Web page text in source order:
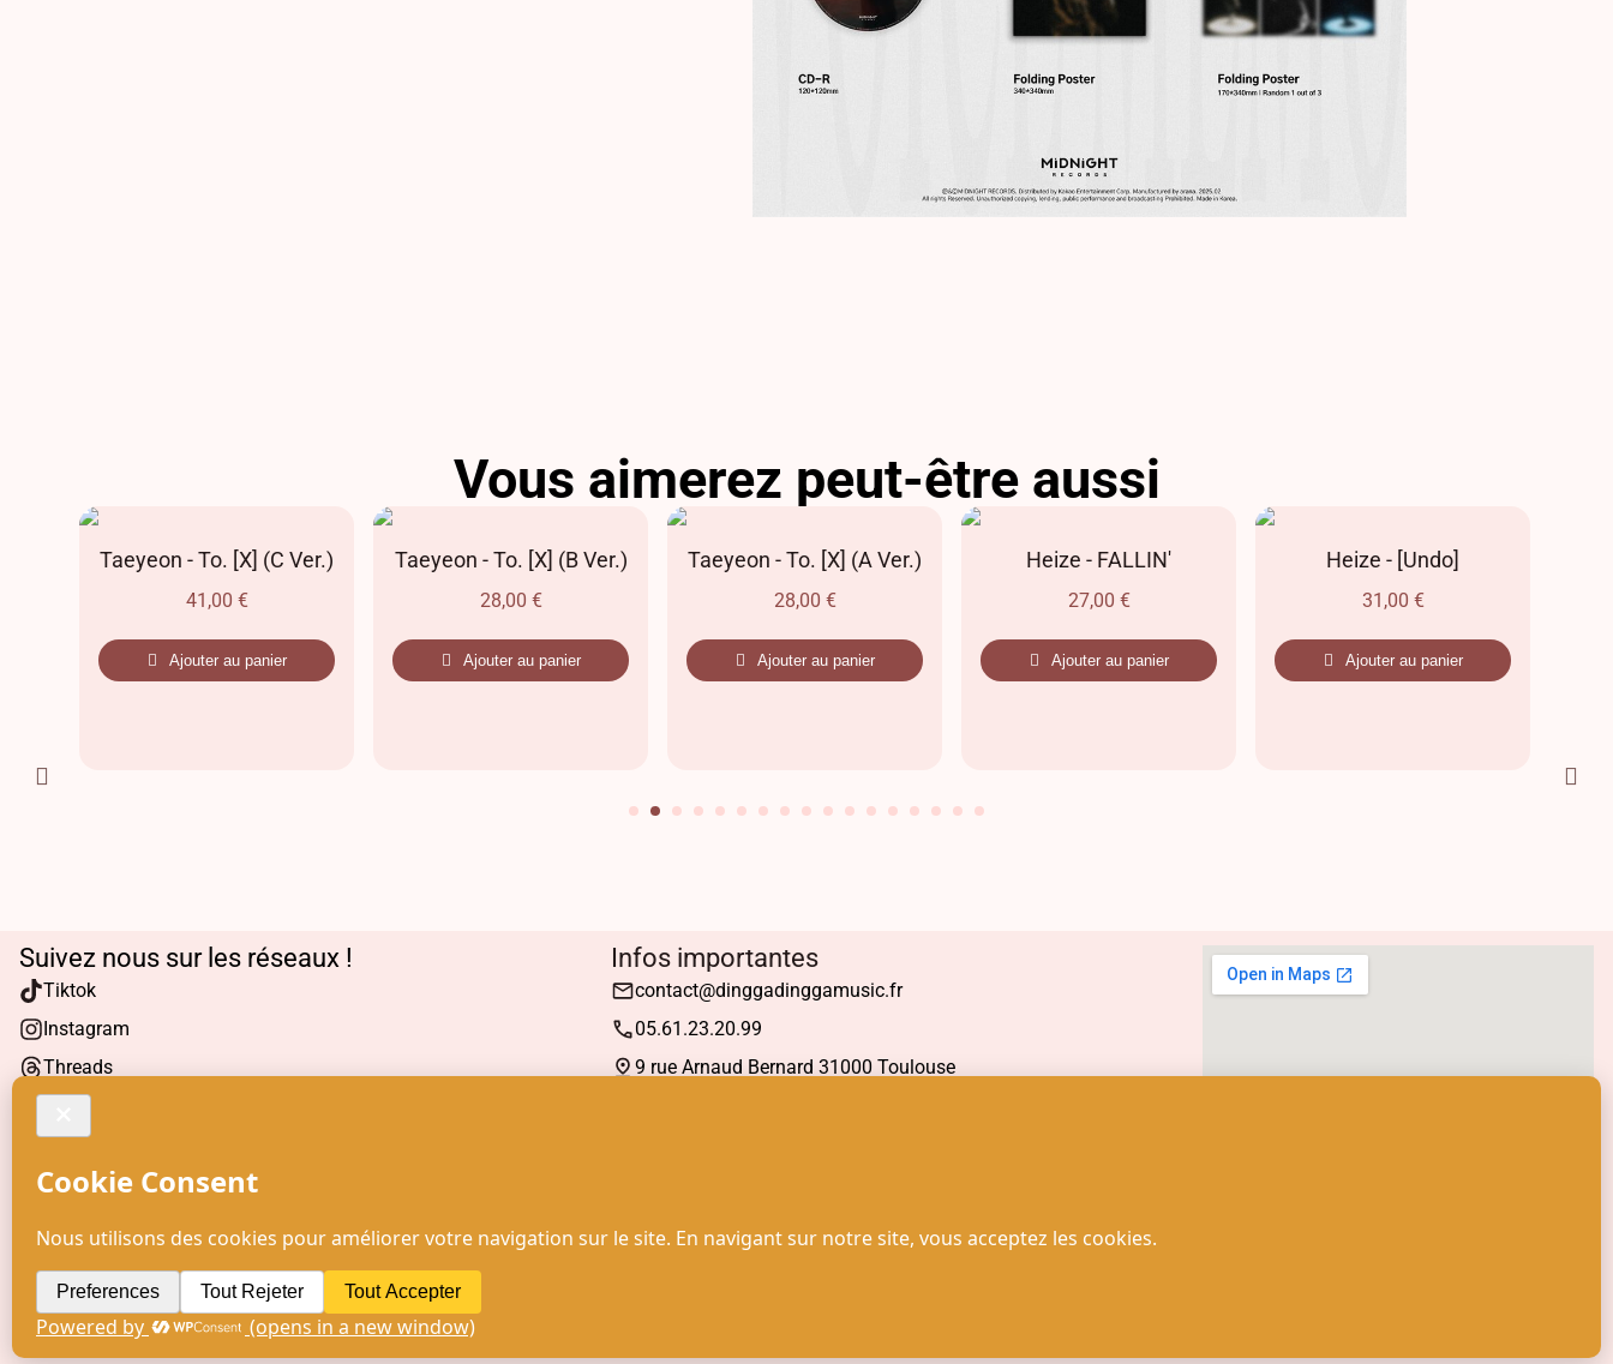
Vous aimerez peut-être aussi
Taeyeon - To. [X] (C Ver.)
41,00 €
Ajouter au panier
Taeyeon - To. [X] (B Ver.)
28,00 €
Ajouter au panier
Taeyeon - To. [X] (A Ver.)
28,00 €
Ajouter au panier
Heize - FALLIN'
27,00 €
Ajouter au panier
Heize - [Undo]
31,00 €
Ajouter au panier
Suivez nous sur les réseaux !
Tiktok
Instagram
Threads
Facebook
Infos importantes
contact@dinggadinggamusic.fr
05.61.23.20.99
9 rue Arnaud Bernard 31000 Toulouse